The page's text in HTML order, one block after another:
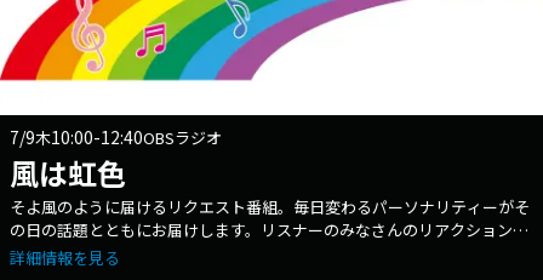
7/9木10:00-12:40OBSラジオ
風は虹色
そよ風のように届けるリクエスト番組。毎日変わるパーソナリティーがそ
の日の話題とともにお届けします。リスナーのみなさんのリアクション
は、SNSのXで#obsnijiをつけてつぶやいてください。11時台のスクエアリ
詳細情報を見る